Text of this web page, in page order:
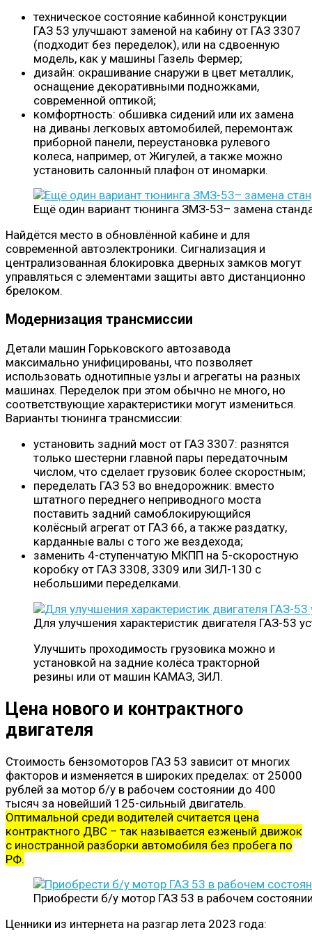
техническое состояние кабинной конструкции
ГАЗ 53 улучшают заменой на кабину от ГАЗ 3307
(подходит без переделок), или на сдвоенную
модель, как у машины Газель Фермер;
дизайн: окрашивание снаружи в цвет металлик,
оснащение декоративными подножками,
современной оптикой;
комфортность: обшивка сидений или их замена
на диваны легковых автомобилей, перемонтаж
приборной панели, переустановка рулевого
колеса, например, от Жигулей, а также можно
установить салонный плафон от иномарки.
Ещё один вариант тюнинга ЗМЗ-53– замена
Найдётся место в обновлённой кабине и для
современной автоэлектроники. Сигнализация и
централизованная блокировка дверных замков могут
управляться с элементами защиты авто дистанционно
брелоком.
Модернизация трансмиссии
Детали машин Горьковского автозавода
максимально унифицированы, что позволяет
использовать однотипные узлы и агрегаты на разных
машинах. Переделок при этом обычно не много, но
соответствующие характеристики могут измениться.
Варианты тюнинга трансмиссии:
установить задний мост от ГАЗ 3307: разнятся
только шестерни главной пары передаточным
числом, что сделает грузовик более скоростным;
переделать ГАЗ 53 во внедорожник: вместо
штатного переднего неприводного моста
поставить задний самоблокирующийся
колёсный агрегат от ГАЗ 66, а также раздатку,
карданные валы с того же вездехода;
заменить 4-ступенчатую МКПП на 5-скоростную
коробку от ГАЗ 3308, 3309 или ЗИЛ-130 с
небольшими переделками.
Для улучшения характеристик двигателя ГАЗ-53
Улучшить проходимость грузовика можно и
установкой на задние колёса тракторной
резины или от машин КАМАЗ, ЗИЛ.
Цена нового и контрактного
двигателя
Стоимость бензомоторов ГАЗ 53 зависит от многих
факторов и изменяется в широких пределах: от 25000
рублей за мотор б/у в рабочем состоянии до 400
тысяч за новейший 125-сильный двигатель.
Оптимальной среди водителей считается цена
контрактного ДВС – так называется езженый движок
с иностранной разборки автомобиля без пробега по
РФ.
Приобрести б/у мотор ГАЗ 53 в рабочем
Ценники из интернета на разгар лета 2023 года: